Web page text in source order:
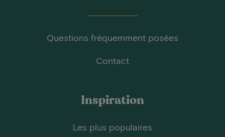
Questions fréquemment posées
Contact
Inspiration
Les plus populaires